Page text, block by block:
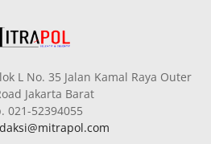
L No. 35 Jalan Kamal Raya Outer
Jakarta Barat
021-52394055